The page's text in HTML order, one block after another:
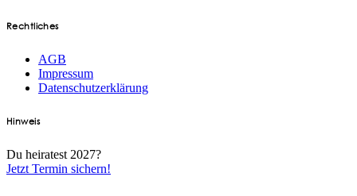
Rechtliches
AGB
Impressum
Datenschutzerklärung
Hinweis
Du heiratest 2027?
Jetzt Termin sichern!